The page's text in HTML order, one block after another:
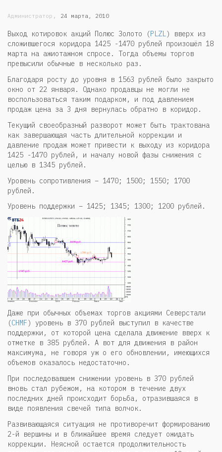
Администратор , 24 марта, 2010
Выход котировок акций Полюс Золото (PLZL) вверх из
сложившегося коридора 1425 -1470 рублей произошёл 18
марта на ажиотажном спросе. Тогда объемы торгов
превысили обычные в несколько раз.
Благодаря росту до уровня в 1563 рублей было закрыто
окно от 22 января. Однако продавцы не могли не
воспользоваться таким подарком, и под давлением
продаж цена за 3 дня вернулась обратно в коридор.
Текущий своеобразный разворот может быть трактована
как завершающая часть длительной коррекции и
давление продаж может привести к выходу из коридора
1425 -1470 рублей, и началу новой фазы снижения с
целью в 1345 рублей.
Уровень сопротивления – 1470; 1500; 1550; 1700
рублей.
Уровень поддержки – 1425; 1345; 1300; 1200 рублей.
Даже при обычных объемах торгов акциями Северстали
(CHMF) уровень в 370 рублей выступил в качестве
поддержки, от которой цена сделала движение вверх к
отметке в 385 рублей. А вот для движения в район
максимума, не говоря уж о его обновлении, имеющихся
объемов оказалось недостаточно.
При последовавшем снижении уровень в 370 рублей
вновь стал рубежом, на котором в течение двух
последних дней происходит борьба, отразившаяся в
виде появления свечей типа волчок.
Развивающаяся ситуация не противоречит формированию
2-й вершины и в ближайшее время следует ожидать
коррекции. Неясной остается продолжительность